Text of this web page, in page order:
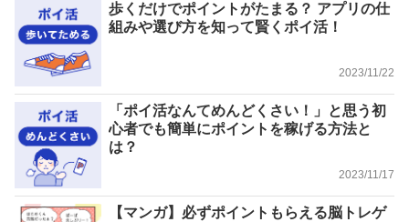
歩くだけでポイントがたまる？ アプリの仕
組みや選び方を知って賢くポイ活！
2023/11/22
「ポイ活なんてめんどくさい！」と思う初
心者でも簡単にポイントを稼げる方法と
は？
2023/11/17
【マンガ】必ずポイントもらえる脳トレゲ